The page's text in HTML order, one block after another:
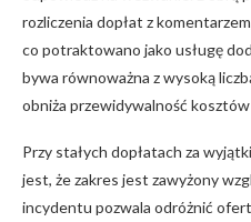
rozliczenia dopłat z
co potraktowano jako usługę
bywa równoważna z wysoką
obniża przewidywalność
Przy stałych dopłatach za
jest, że zakres jest zawyżony
incydentu pozwala odróżnić